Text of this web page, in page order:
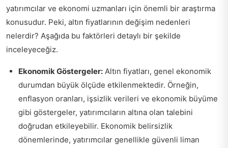
yatırımcılar ve ekonomi uzmanları için önemli bir araştırma
konusudur. Peki, altın fiyatlarının değişim nedenleri
nelerdir? Aşağıda bu faktörleri detaylı bir şekilde
inceleyeceğiz.
Ekonomik Göstergeler: Altın fiyatları, genel ekonomik
durumdan büyük ölçüde etkilenmektedir. Örneğin,
enflasyon oranları, işsizlik verileri ve ekonomik büyüme
gibi göstergeler, yatırımcıların altına olan talebini
doğrudan etkileyebilir. Ekonomik belirsizlik
dönemlerinde, yatırımcılar genellikle güvenli liman